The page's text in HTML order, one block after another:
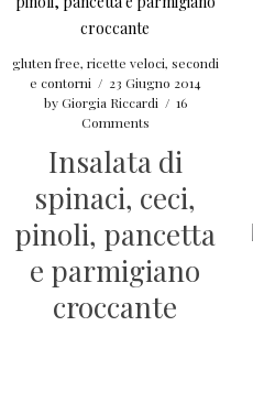
gluten free, ricette veloci, secondi
e contorni / 23 Giugno 2014
byGiorgia Riccardi / 16
Comments
Insalata di
spinaci, ceci,
pinoli, pancetta
e parmigiano
croccante